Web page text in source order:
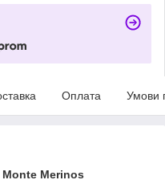
Оплата Умови
Monte Merinos